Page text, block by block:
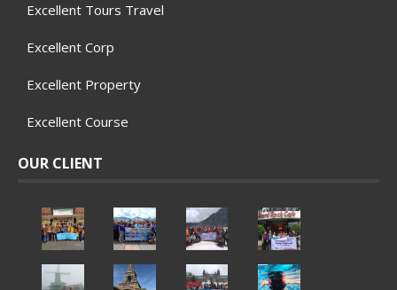
Excellent Tours Travel
Excellent Corp
Excellent Property
Excellent Course
OUR CLIENT